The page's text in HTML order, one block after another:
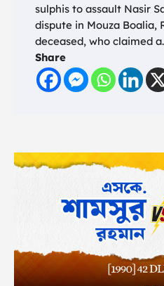
sulphis to assault Nasir
dispute in Mouza Boalia,
deceased, who claimed
Share